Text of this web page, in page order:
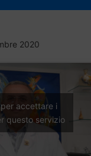
2020
accettare i
questo servizio